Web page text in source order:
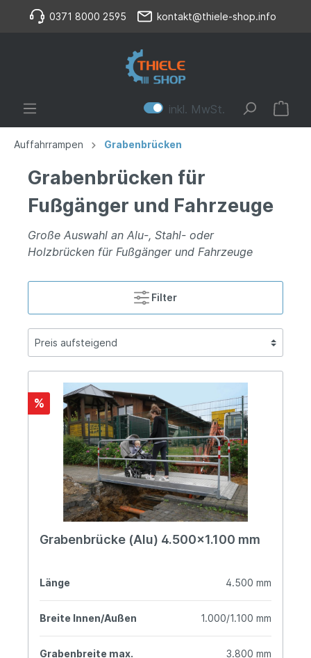
0371 8000 2595 kontakt@thiele-shop.info
inkl. MwSt.
Auffahrrampen Grabenbrücken
Grabenbrücken für
Fußgänger und Fahrzeuge
Große Auswahl an Alu-, Stahl- oder
Holzbrücken für Fußgänger und Fahrzeuge
Filter
%
Grabenbrücke (Alu) 4.500x1.100 mm
Länge 4.500 mm
Breite Innen/Außen 1.000/1.100 mm
Grabenbreite max. 3.800 mm